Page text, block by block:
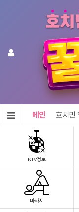
메인 호치민
KTV정보
마사지